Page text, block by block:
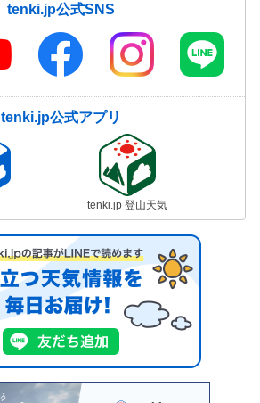
tenki.jp公式SNS
tenki.jp公式アプリ
tenki.jp 登山天気